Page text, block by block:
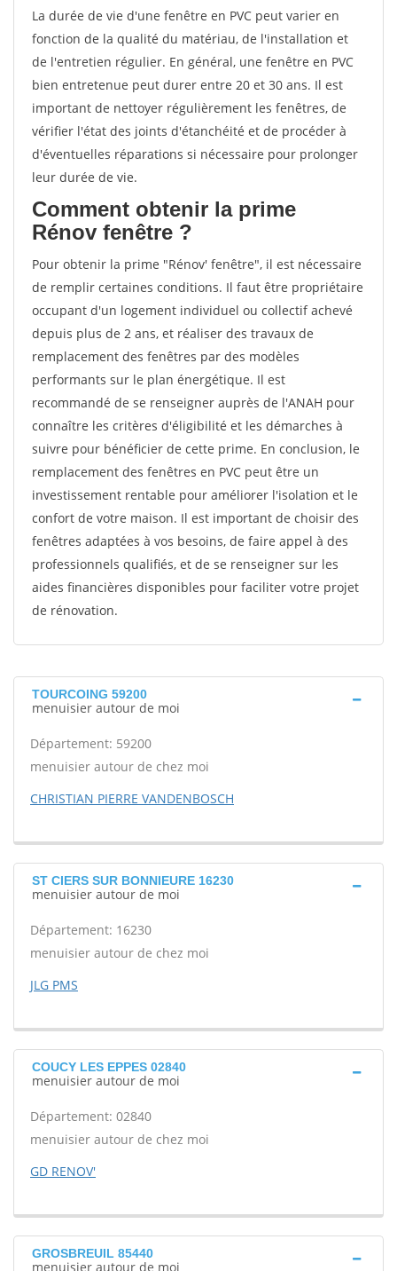
La durée de vie d'une fenêtre en PVC peut varier en
fonction de la qualité du matériau, de l'installation et
de l'entretien régulier. En général, une fenêtre en PVC
bien entretenue peut durer entre 20 et 30 ans. Il est
important de nettoyer régulièrement les fenêtres, de
vérifier l'état des joints d'étanchéité et de procéder à
d'éventuelles réparations si nécessaire pour prolonger
leur durée de vie.
Comment obtenir la prime
Rénov fenêtre ?
Pour obtenir la prime "Rénov' fenêtre", il est nécessaire
de remplir certaines conditions. Il faut être propriétaire
occupant d'un logement individuel ou collectif achevé
depuis plus de 2 ans, et réaliser des travaux de
remplacement des fenêtres par des modèles
performants sur le plan énergétique. Il est
recommandé de se renseigner auprès de l'ANAH pour
connaître les critères d'éligibilité et les démarches à
suivre pour bénéficier de cette prime. En conclusion, le
remplacement des fenêtres en PVC peut être un
investissement rentable pour améliorer l'isolation et le
confort de votre maison. Il est important de choisir des
fenêtres adaptées à vos besoins, de faire appel à des
professionnels qualifiés, et de se renseigner sur les
aides financières disponibles pour faciliter votre projet
de rénovation.
TOURCOING 59200
menuisier autour de moi
Département: 59200
menuisier autour de chez moi
CHRISTIAN PIERRE VANDENBOSCH
ST CIERS SUR BONNIEURE 16230
menuisier autour de moi
Département: 16230
menuisier autour de chez moi
JLG PMS
COUCY LES EPPES 02840
menuisier autour de moi
Département: 02840
menuisier autour de chez moi
GD RENOV'
GROSBREUIL 85440
menuisier autour de moi